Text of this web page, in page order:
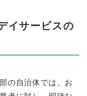
イサービスの
の自治体では、お